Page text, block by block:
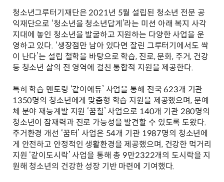
청소년그루터기재단은 2021년 5월 설립된 청소년 전문 공
익재단으로 ‘청소년을 청소년답게’라는 미션 아래 복지 사각
지대에 놓인 청소년을 발굴하고 지원하는 다양한 사업을 운
영하고 있다. ‘생장점만 남아 있다면 잘린 그루터기에서도 싹
이 난다’는 설립 철학을 바탕으로 학습, 진로, 문화, 주거, 건강
등 청소년 삶의 전 영역에 걸친 통합적 지원을 제공한다.
특히 학습 멘토링 ‘같이에듀’ 사업을 통해 전국 623개 기관
1350명의 청소년에게 맞춤형 학습 지원을 제공했으며, 문예
체 분야 재능계발 지원 ‘꿈칠’ 사업으로 140개 기관 280명의
청소년이 잠재력과 진로 가능성을 발견할 수 있도록 도왔다.
주거환경 개선 ‘꿈터’ 사업은 54개 기관 1987명의 청소년에
게 안전하고 안정적인 생활환경을 제공했으며, 건강한 먹거리
지원 ‘같이도시락’ 사업을 통해 총 9만2322개의 도시락을 지
원해 청소년의 건강한 성장 기반 마련에 기여했다.